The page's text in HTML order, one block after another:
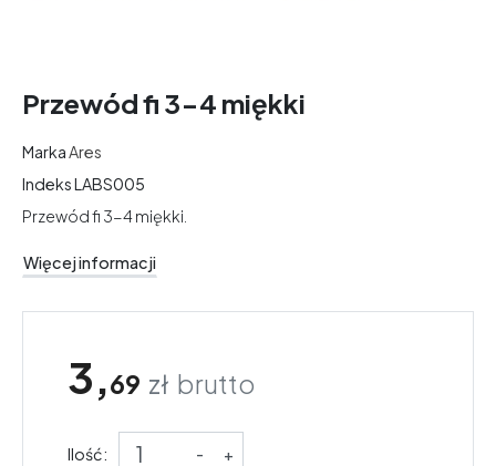
Przewód fi 3-4 miękki
MarkaAres
IndeksLABS005
Przewód fi 3-4 miękki.
Więcej informacji
3,69 zł brutto
Ilość: - +